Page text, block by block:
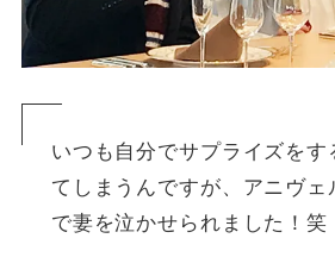
いつも自分でサプライズをす
てしまうんですが、アニヴェ
で妻を泣かせられました！笑